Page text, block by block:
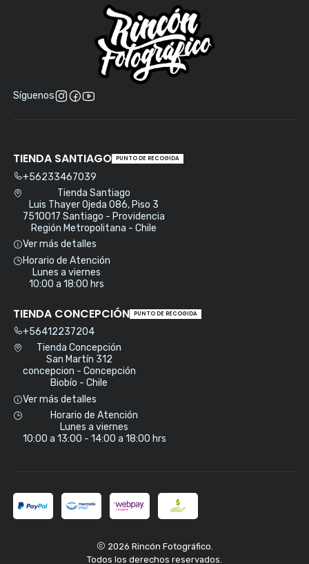
Síguenos
TIENDA SANTIAGO PUNTO DE RECOGIDA
+56233467039
Tienda Santiago
Luis Thayer Ojeda 086, Piso 3
7510017 Santiago - Providencia
Región Metropolitana - Chile
Ver más detalles
Horario de Atención
Lunes a viernes
10:00 a 18:00 hrs
TIENDA CONCEPCIÓN PUNTO DE RECOGIDA
+56412237204
Tienda Concepción
San Martín 312
concepcion - Concepción
Biobío - Chile
Ver más detalles
Horario de Atención
Lunes a viernes
10:00 a 13:00 - 14:00 a 18:00 hrs
2026 Rincón Fotográfico.
Todos los derechos reservados.